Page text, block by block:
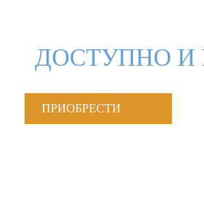
ДОСТУПНО И
ПРИОБРЕСТИ